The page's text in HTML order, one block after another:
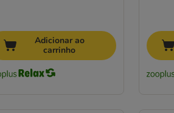
Adicionar ao
carrinho